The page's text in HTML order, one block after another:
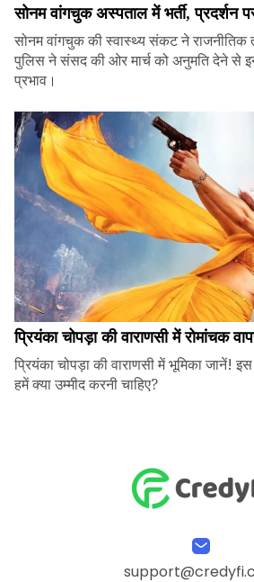
सोनम वांगचुक अस्पताल में भर्ती, प्रदर्शन
सोनम वांगचुक की स्वास्थ्य संकट ने राजनीतिक
पुलिस ने संसद की ओर मार्च को अनुमति देने से
प्रभाव।
प्रियंका चोपड़ा की वाराणसी में रोमांचक
प्रियंका चोपड़ा की वाराणसी में भूमिका जानें!
हमें क्या उम्मीद करनी चाहिए?